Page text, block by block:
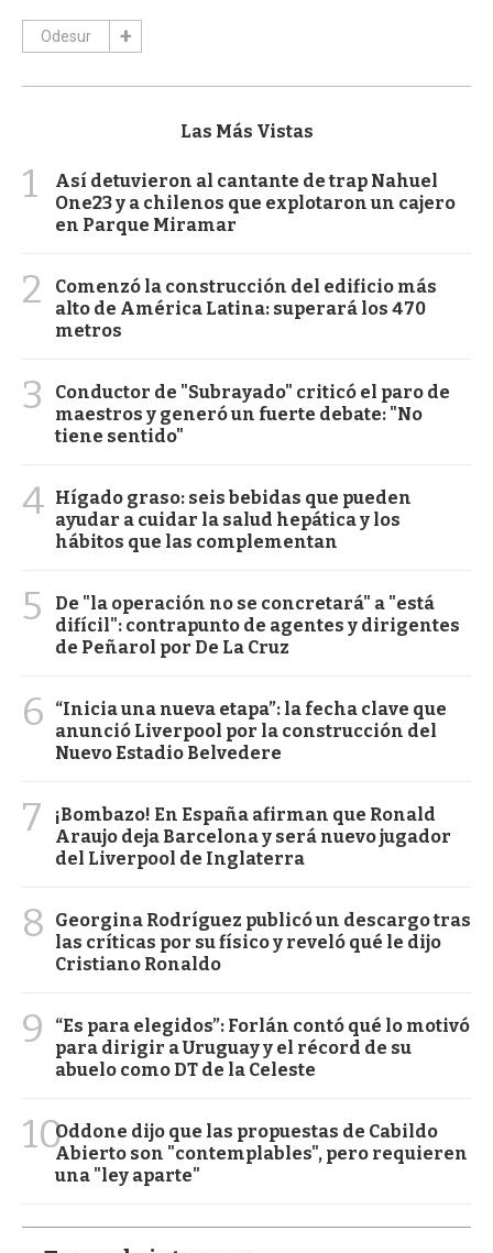
Odesur
Las Más Vistas
1
Así detuvieron al cantante de trap Nahuel
One23 y a chilenos que explotaron un cajero
en Parque Miramar
2
Comenzó la construcción del edificio más
alto de América Latina: superará los 470
metros
3
Conductor de "Subrayado" criticó el paro de
maestros y generó un fuerte debate: "No
tiene sentido"
4 Hígado graso: seis bebidas que pueden
ayudar a cuidar la salud hepática y los
hábitos que las complementan
5
De "la operación no se concretará" a "está
difícil": contrapunto de agentes y dirigentes
de Peñarol por De La Cruz
6
“Inicia una nueva etapa”: la fecha clave que
anunció Liverpool por la construcción del
Nuevo Estadio Belvedere
7
¡Bombazo! En España afirman que Ronald
Araujo deja Barcelona y será nuevo jugador
del Liverpool de Inglaterra
8
Georgina Rodríguez publicó un descargo tras
las críticas por su físico y reveló qué le dijo
Cristiano Ronaldo
9
“Es para elegidos”: Forlán contó qué lo motivó
para dirigir a Uruguay y el récord de su
abuelo como DT de la Celeste
10Oddone dijo que las propuestas de Cabildo
Abierto son "contemplables", pero requieren
una "ley aparte"